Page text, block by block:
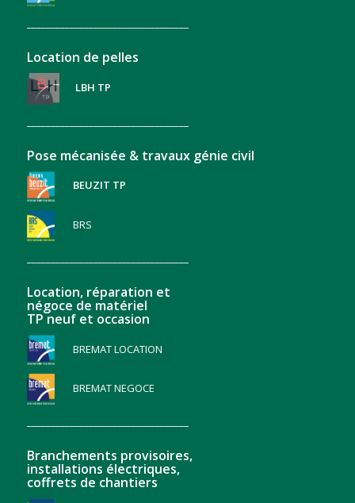
Location de pelles
LBH TP
Pose mécanisée & travaux génie civil
BEUZIT TP
BRS
Location, réparation et
négoce de matériel
TP neuf et occasion
BREMAT LOCATION
BREMAT NEGOCE
Branchements provisoires,
installations électriques,
coffrets de chantiers